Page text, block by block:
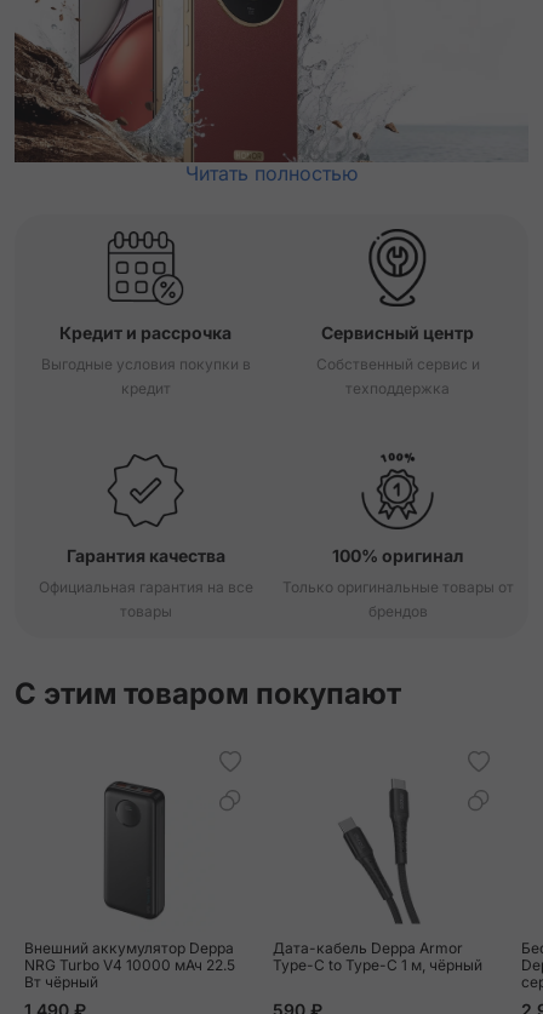
Читать полностью
Кредит и рассрочка
Выгодные условия покупки в
кредит
Сервисный центр
Собственный сервис и
техподдержка
Гарантия качества
Официальная гарантия на все
товары
100% оригинал
Только оригинальные товары от
брендов
С этим товаром покупают
Внешний аккумулятор Deppa
NRG Turbo V4 10000 мАч 22.5
Вт чёрный
Дата-кабель Deppa Armor
Type-C to Type-C 1 м, чёрный